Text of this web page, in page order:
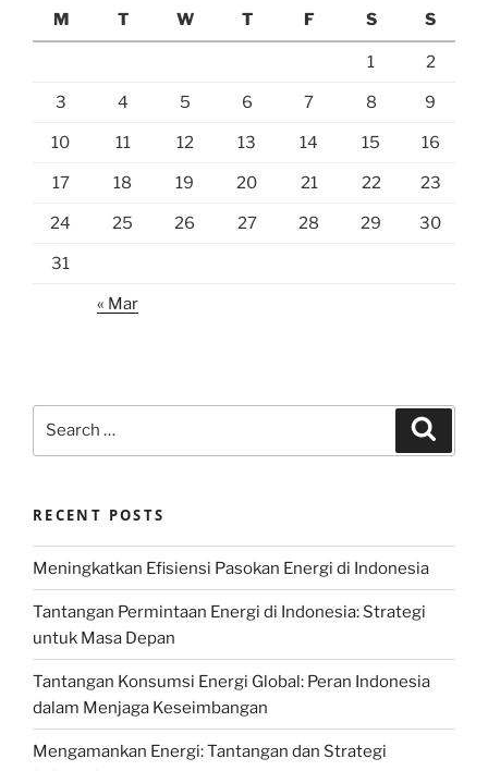
M
T W T F S S
1 2
3 4 5 6 7 8 9
10 11 12 13 14 15 16
17 18 19 20 21 22 23
24 25 26 27 28 29 30
31
« Mar
RECENT POSTS
Meningkatkan Efisiensi Pasokan Energi di Indonesia
Tantangan Permintaan Energi di Indonesia: Strategi
untuk Masa Depan
Tantangan Konsumsi Energi Global: Peran Indonesia
dalam Menjaga Keseimbangan
Mengamankan Energi: Tantangan dan Strategi